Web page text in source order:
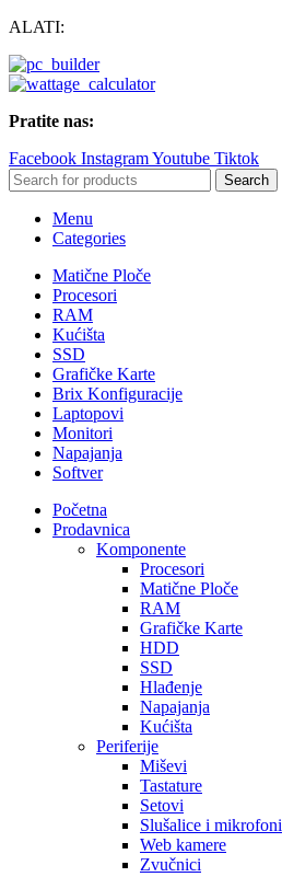
ALATI:
Pratite nas:
Facebook InstagramYoutube Tiktok
Search
Menu
Categories
Matične Ploče
Procesori
RAM
Kućišta
SSD
Grafičke Karte
Brix Konfiguracije
Laptopovi
Monitori
Napajanja
Softver
Početna
Prodavnica
Komponente
Procesori
Matične Ploče
RAM
Grafičke Karte
HDD
SSD
Hlađenje
Napajanja
Kućišta
Periferije
Miševi
Tastature
Setovi
Slušalice i mikrofoni
Web kamere
Zvučnici